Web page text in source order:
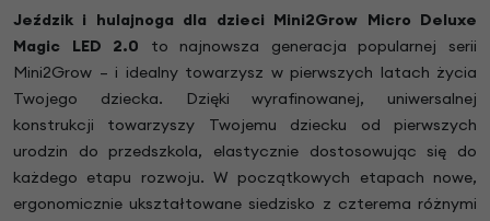
Jeździk i hulajnoga dla dzieci Mini2Grow Micro Deluxe
Magic LED 2.0 to najnowsza generacja popularnej serii
Mini2Grow – i idealny towarzysz w pierwszych latach życia
Twojego dziecka. Dzięki wyrafinowanej, uniwersalnej
konstrukcji towarzyszy Twojemu dziecku od pierwszych
urodzin do przedszkola, elastycznie dostosowując się do
każdego etapu rozwoju. W początkowych etapach nowe,
ergonomicznie ukształtowane siedzisko z czterema różnymi